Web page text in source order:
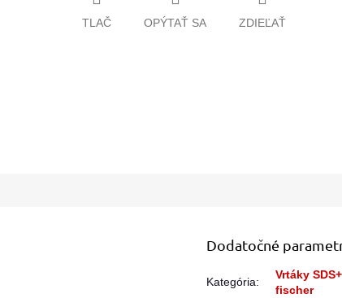
TLAČ OPÝTAŤ SA ZDIEĽAŤ
Dodatočné
Kategória:
Vrtáky
fischer